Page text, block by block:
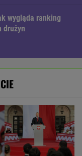
wygląda ranking
drużyn